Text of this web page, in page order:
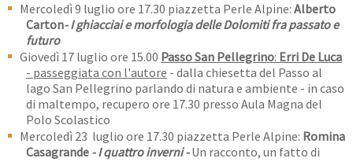
Mercoledì 9 luglio ore 17.30 piazzetta Perle Alpine: Alberto
Carton- I ghiacciai e morfologia delle Dolomiti fra passato e
futuro
Giovedì 17 luglio ore 15.00 Passo San Pellegrino: Erri De Luca
- passeggiata con l'autore - dalla chiesetta del Passo al
lago San Pellegrino parlando di natura e ambiente - in caso
di maltempo, recupero ore 17.30 presso Aula Magna del
Polo Scolastico
Mercoledì 23 luglio ore 17.30 piazzetta Perle Alpine: Romina
Casagrande- I quattro inverni -Un racconto, un fatto di